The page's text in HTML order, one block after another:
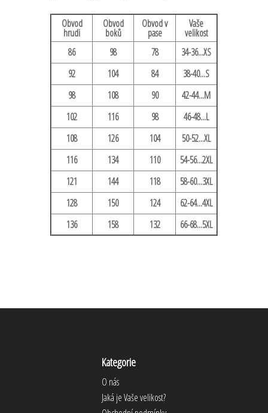
Obvod
hrudi
Obvod
boků
Obvod v
pase
Vaše
velikost
86
98 78
34-36...XS
92
104 84
38-40...S
98
108 90
42-44...M
102
116 98
46-48...L
108
126 104
50-52...XL
116
134 110
54-56...2XL
121
144 118
58-60...3XL
128
150 124
62-64...4XL
136
158 132 66-68...5XL
Kategorie
O nás
Jaká je Vaše velikost?